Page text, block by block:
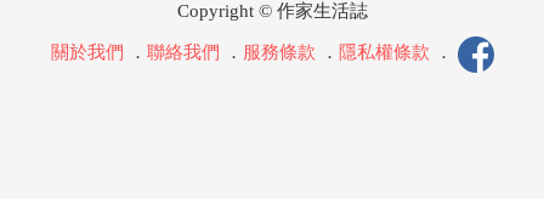
Copyright © 作家生活誌
關於我們 ． 聯絡我們 ． 服務條款 ． 隱私權條款 ．